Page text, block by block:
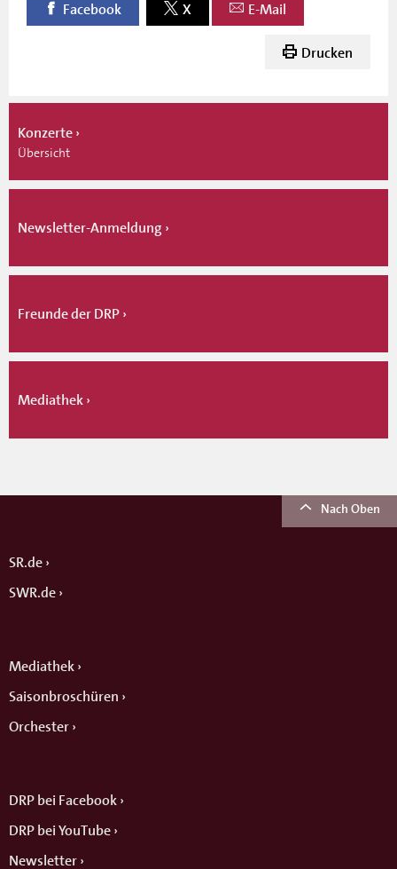
Facebook X E-Mail
Drucken
Konzerte
Übersicht
Newsletter-Anmeldung
Freunde der DRP
Mediathek
Nach Oben
SR.de
SWR.de
Mediathek
Saisonbroschüren
Orchester
DRP bei Facebook
DRP bei YouTube
Newsletter